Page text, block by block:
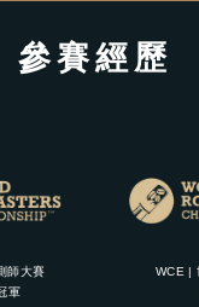
參賽經歷
師大賽
軍
WCE |